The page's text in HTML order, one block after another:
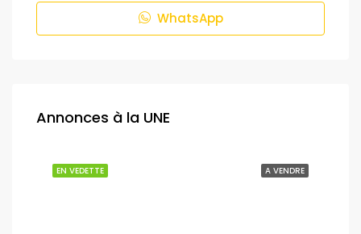
WhatsApp
Annonces à la UNE
A VENDRE
EN VEDETTE